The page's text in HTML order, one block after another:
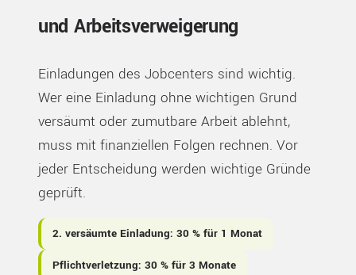
und Arbeitsverweigerung
Einladungen des Jobcenters sind wichtig.
Wer eine Einladung ohne wichtigen Grund
versäumt oder zumutbare Arbeit ablehnt,
muss mit finanziellen Folgen rechnen. Vor
jeder Entscheidung werden wichtige Gründe
geprüft.
2. versäumte Einladung: 30 % für 1 Monat
Pflichtverletzung: 30 % für 3 Monate